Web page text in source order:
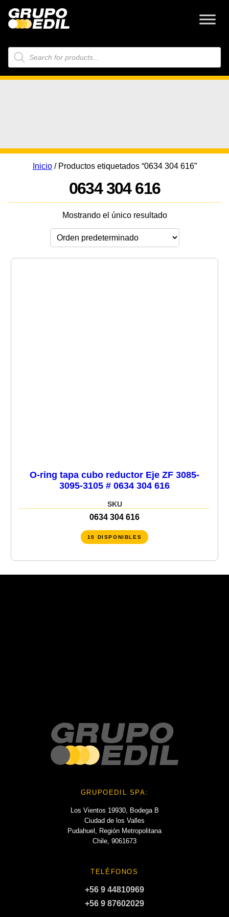
Búsqueda
de
productos
Inicio/ Productos etiquetados “0634 304 616”
0634 304 616
Mostrando el único resultado
O-ring tapa cubo reductor Eje ZF 3085-
3095-3105 # 0634 304 616
SKU
0634 304 616
10 DISPONIBLES
GRUPOEDIL SPA:
Los Vientos 19930, Bodega B
Ciudad de los Valles
Pudahuel, Región Metropolitana
Chile, 9061673
TELÉFONOS
+56 9 44810969
+56 9 87602029